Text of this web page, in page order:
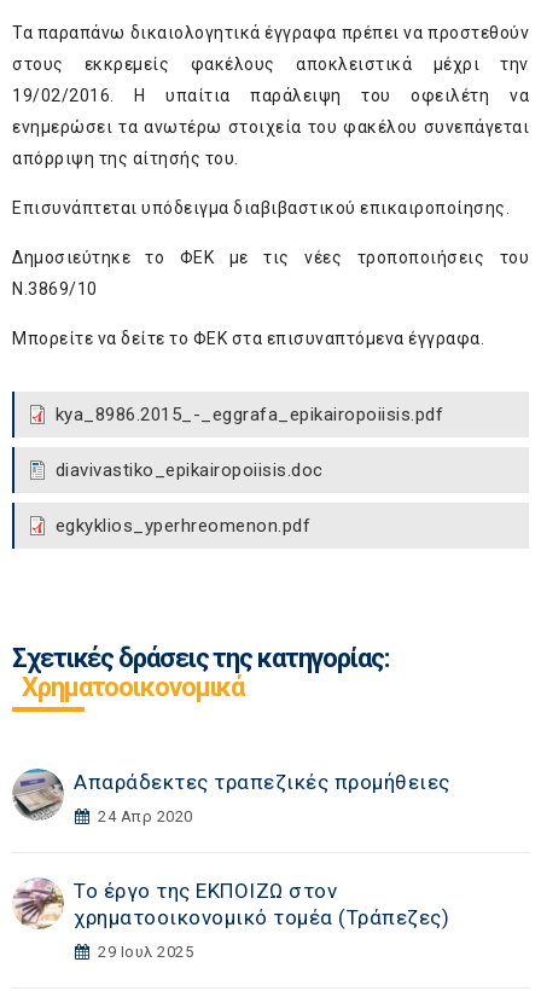
Τα παραπάνω δικαιολογητικά έγγραφα πρέπει να προστεθούν
στους εκκρεμείς φακέλους αποκλειστικά μέχρι την
19/02/2016. Η υπαίτια παράλειψη του οφειλέτη να
ενημερώσει τα ανωτέρω στοιχεία του φακέλου συνεπάγεται
απόρριψη της αίτησής του.
Επισυνάπτεται υπόδειγμα διαβιβαστικού επικαιροποίησης.
Δημοσιεύτηκε το ΦΕΚ με τις νέες τροποποιήσεις του
Ν.3869/10
Μπορείτε να δείτε το ΦΕΚ στα επισυναπτόμενα έγγραφα.
kya_8986.2015_-_eggrafa_epikairopoiisis.pdf
diavivastiko_epikairopoiisis.doc
egkyklios_yperhreomenon.pdf
Σχετικές δράσεις της κατηγορίας:
Χρηματοοικονομικά
Απαράδεκτες τραπεζικές προμήθειες
24 Απρ 2020
Το έργο της ΕΚΠΟΙΖΩ στον
χρηματοοικονομικό τομέα (Τράπεζες)
29 Ιουλ 2025